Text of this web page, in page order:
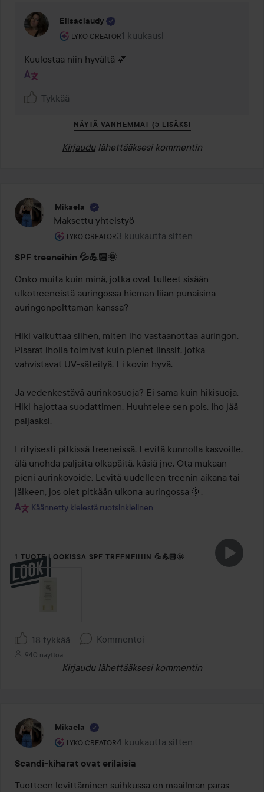
Elisaclaudy
LYKO CREATOR
Käyttäjän rooli: Lyko Creator.
1 kuukausi
Kommentti lisättiin 1 kuukausi
Kuulostaa niin hyvältä 💕
Tykkää
NÄYTÄ VANHEMMAT (5 LISÄKSI
Kirjaudu lähettääksesi kommentin
Mikaela
Maksettu yhteistyö
LYKO CREATOR
Käyttäjän rooli: Lyko Creator.
3 kuukautta sitten
Viesti luotiin 3 kuukautta sitten
SPF treeneihin 💦💪🏻🌞
Onko muita kuin minä, jotka ovat tulleet sisään
ulkotreeneistä auringossa hieman liian punaisina
auringonpolttaman kanssa?
Hiki vaikuttaa siihen, miten iho vastaanottaa auringon.
Pisarat iholla toimivat kuin pienet linssit, jotka
vahvistavat UV-säteilyä. Ei kovin hyvä.
Ja vedenkestävä aurinkosuoja? Ei sama kuin hikisuoja.
Hiki hajottaa suodattimen. Huuhtelee sen pois. Iho jää
paljaaksi.
Erityisesti pitkissä treeneissä. Levitä kunnolla kasvoille,
älä unohda paljaita olkapäitä, käsiä jne. Ota mukaan
pieni aurinkovoide. Levitä uudelleen treenin aikana tai
jälkeen, jos olet pitkään ulkona auringossa 🌞.
Käännetty kielestä ruotsinkielinen
1 TUOTE LOOKISSA SPF TREENEIHIN 💦💪🏻🌞
18 tykkää Kommentoi
940 näyttöä
Kirjaudu lähettääksesi kommentin
Mikaela
LYKO CREATOR
Käyttäjän rooli: Lyko Creator.
4 kuukautta sitten
Viesti luotiin 4 kuukautta sitten
Scandi-kiharat ovat erilaisia
Tuotteen levittäminen suihkussa on maailman paras